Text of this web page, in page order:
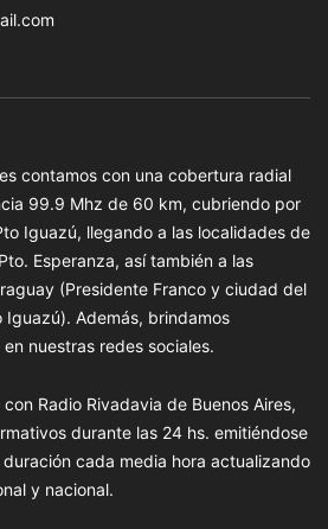
contamos con una cobertura radial
99.9 Mhz de 60 km, cubriendo por
Iguazú, llegando a las localidades de
Esperanza, así también a las
(Presidente Franco y ciudad del
Iguazú). Además, brindamos
nuestras redes sociales.
Radio Rivadavia de Buenos Aires,
durante las 24 hs. emitiéndose
cada media hora actualizando
y nacional.